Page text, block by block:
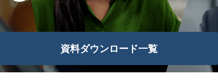
資料ダウンロード一覧